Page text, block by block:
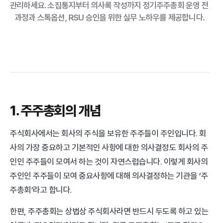
관리하세요. 소집통지부터 의사록 작성까지 정기주주총회 운영 전
과정과 스톡옵션, RSU 승인을 위한 실무 노하우를 제공합니다.
1. 주주총회의 개념
주식회사에서는 회사의 주식을 보유한 주주들이 주인입니다. 회
사의 가장 중요하고 기본적인 사항에 대한 의사결정도 회사의 주
인인 주주들이 모여서 하는 것이 자연스럽습니다. 이렇게 회사의
주인인 주주들이 모여 중요사항에 대해 의사결정하는 기관을 ‘주
주총회’라고 합니다.
한편, 주주총회는 상법상 주식회사라면 반드시 두도록 하고 있는